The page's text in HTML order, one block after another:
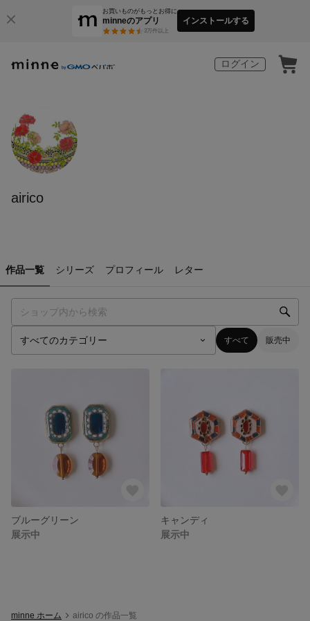
お買いものがもっとお得に
minneのアプリ
3万件以上
インストールする
ログイン
airico
作品一覧 シリーズ プロフィール レター
すべて 販売中
ブルーグリーン
展示中
キャンディ
展示中
minne ホーム airico の作品一覧